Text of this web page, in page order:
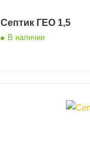
Септик ГЕО 1,5
В наличии